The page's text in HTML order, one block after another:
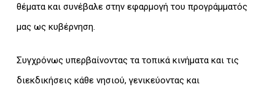
θέματα και συνέβαλε στην εφαρμογή του προγράμματός
μας ως κυβέρνηση.
Συγχρόνως υπερβαίνοντας τα τοπικά κινήματα και τις
διεκδικήσεις κάθε νησιού, γενικεύοντας και